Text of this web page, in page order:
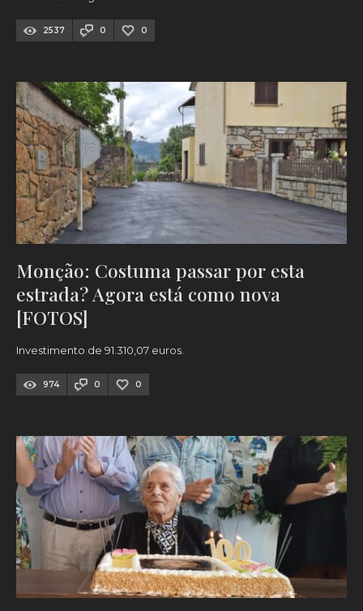
2537 0 0
Monção: Costuma passar por esta
estrada? Agora está como nova
[FOTOS]
Investimento de 91.310,07 euros.
974 0 0